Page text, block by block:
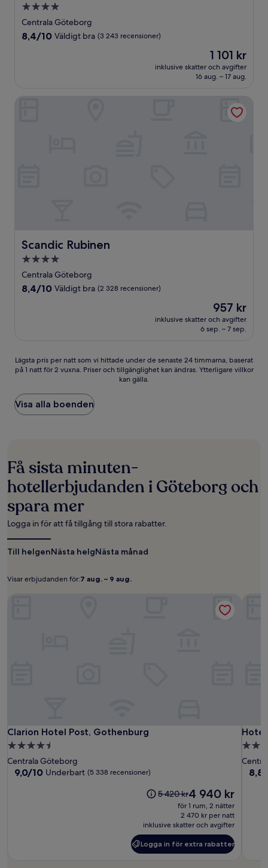
4.0-
stjärnigt
boende
Centrala Göteborg
8.4
8,4/10 Väldigt bra (3 243 recensioner)
Priset
är
1 101 kr
1 101 kr
inklusive skatter och avgifter
16 aug. – 17 aug.
Scandic Rubinen
Scandic Rubinen
4.0-
stjärnigt
boende
Centrala Göteborg
8.4
8,4/10 Väldigt bra (2 328 recensioner)
Priset
är
957 kr
957 kr
inklusive skatter och avgifter
6 sep. – 7 sep.
Lägsta
pris
natt
som
vi
24 timmarna,
baserat
på
för
2 vuxna.
och
tillgänglighet
ändras.
Ytterligare
villkor
Lägsta pris per natt som vi hittade under de senaste 24 timmarna, baserat
på 1 natt för 2 vuxna. Priser och tillgänglighet kan ändras. Ytterligare villkor
kan gälla.
Visa alla boenden
Få sista minuten-
hotellerbjudanden i Göteborg och
spara mer
Logga in för att få tillgång till stora rabatter.
Till helgenNästa helgNästa månad
Visar erbjudanden för:
Visar
erbjudanden
7 aug. – 9 aug.
7
aug. –
Clarion
Hotel
Post,
Gothenburg
Hotel
Post,
Clarion Hotel Post, Gothenburg
Clarion Hotel Post, Gothenburg
4.5-
stjärnigt
boende
Centrala Göteborg
9.0
9,0/10 Underbart (5 338 recensioner)
Priset
5 420 kr
5 420 krPriset
är
4 940 kr
4 940 kr
för 1 rum, 2 nätter
2 470 kr per natt
inklusive skatter och avgifter
Logga in för extra rabatter
Logga
Hotel
&
Hotel
4.0-
8.8